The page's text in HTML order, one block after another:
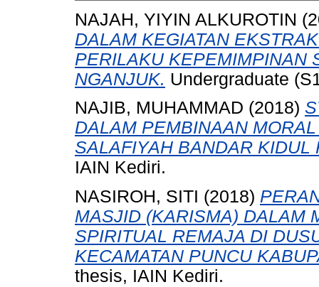
NAJAH, YIYIN ALKUROTIN
DALAM KEGIATAN
PERILAKU KEPEMIMPINAN
NGANJUK. Undergraduate
NAJIB, MUHAMMAD (2018)
DALAM PEMBINAAN
SALAFIYAH BANDAR KIDUL
IAIN Kediri.
NASIROH, SITI (2018)
MASJID (KARISMA) DALAM
SPIRITUAL REMAJA DI
KECAMATAN PUNCU
thesis, IAIN Kediri.